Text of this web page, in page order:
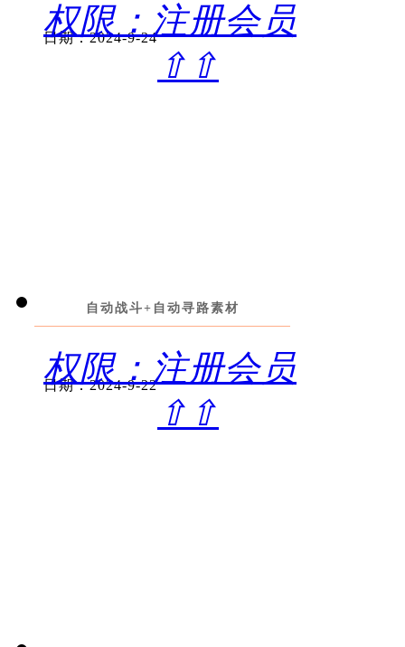
权限：注册会员
⇧⇧
日期：2024-9-24
自动战斗+自动寻路素材
权限：注册会员
⇧⇧
日期：2024-9-22